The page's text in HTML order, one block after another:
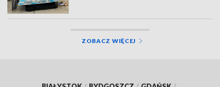
ZOBACZ WIĘCEJ